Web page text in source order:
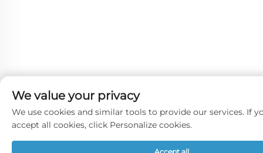
We value your privacy
We use cookies and similar tools to provide our services. If
accept all cookies, click Personalize cookies.